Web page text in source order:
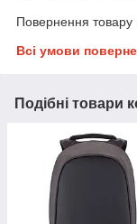
Повернення товару
Всі умови
Подібні товари